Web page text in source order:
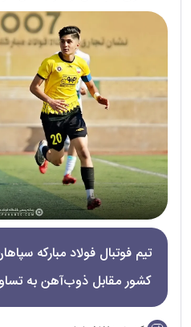
تیم فوتبال فولاد مبارکه
کشور مقابل ذوب‌آهن به